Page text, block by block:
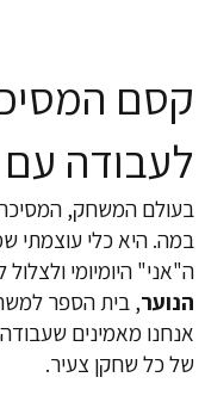
קסם
לעבודה
בעולם המשחק, המסיכה
במה. היא כלי עוצמתי
ה"אני" היומיומי
הנוער, בית הספר
אנחנו מאמינים
של כל שחקן צעיר.